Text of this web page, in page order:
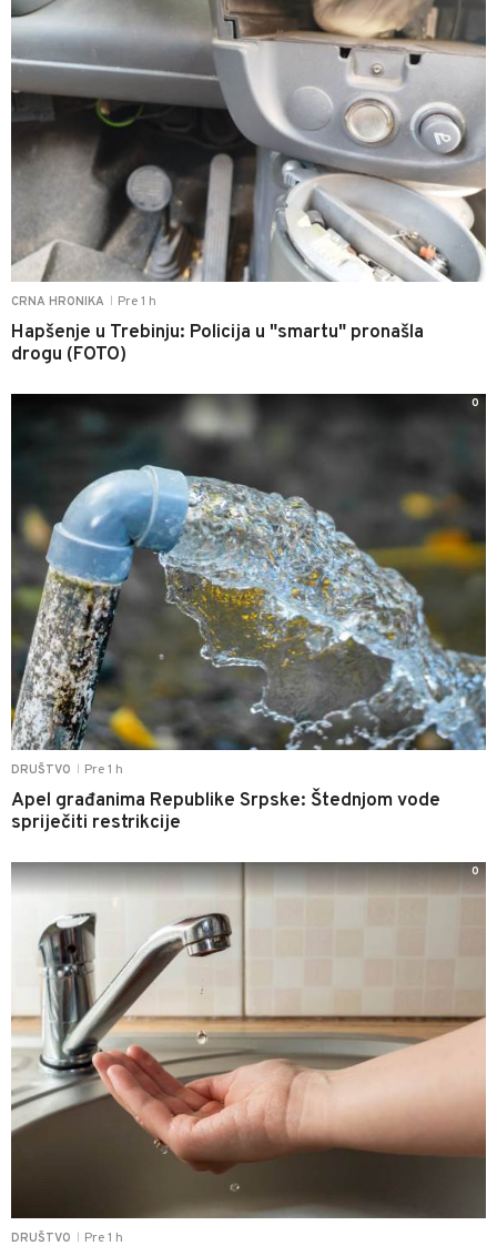
CRNA HRONIKA Pre 1 h
Hapšenje u Trebinju: Policija u "smartu" pronašla
drogu (FOTO)
DRUŠTVO Pre 1 h
Apel građanima Republike Srpske: Štednjom vode
spriječiti restrikcije
0
DRUŠTVO Pre 1 h
0